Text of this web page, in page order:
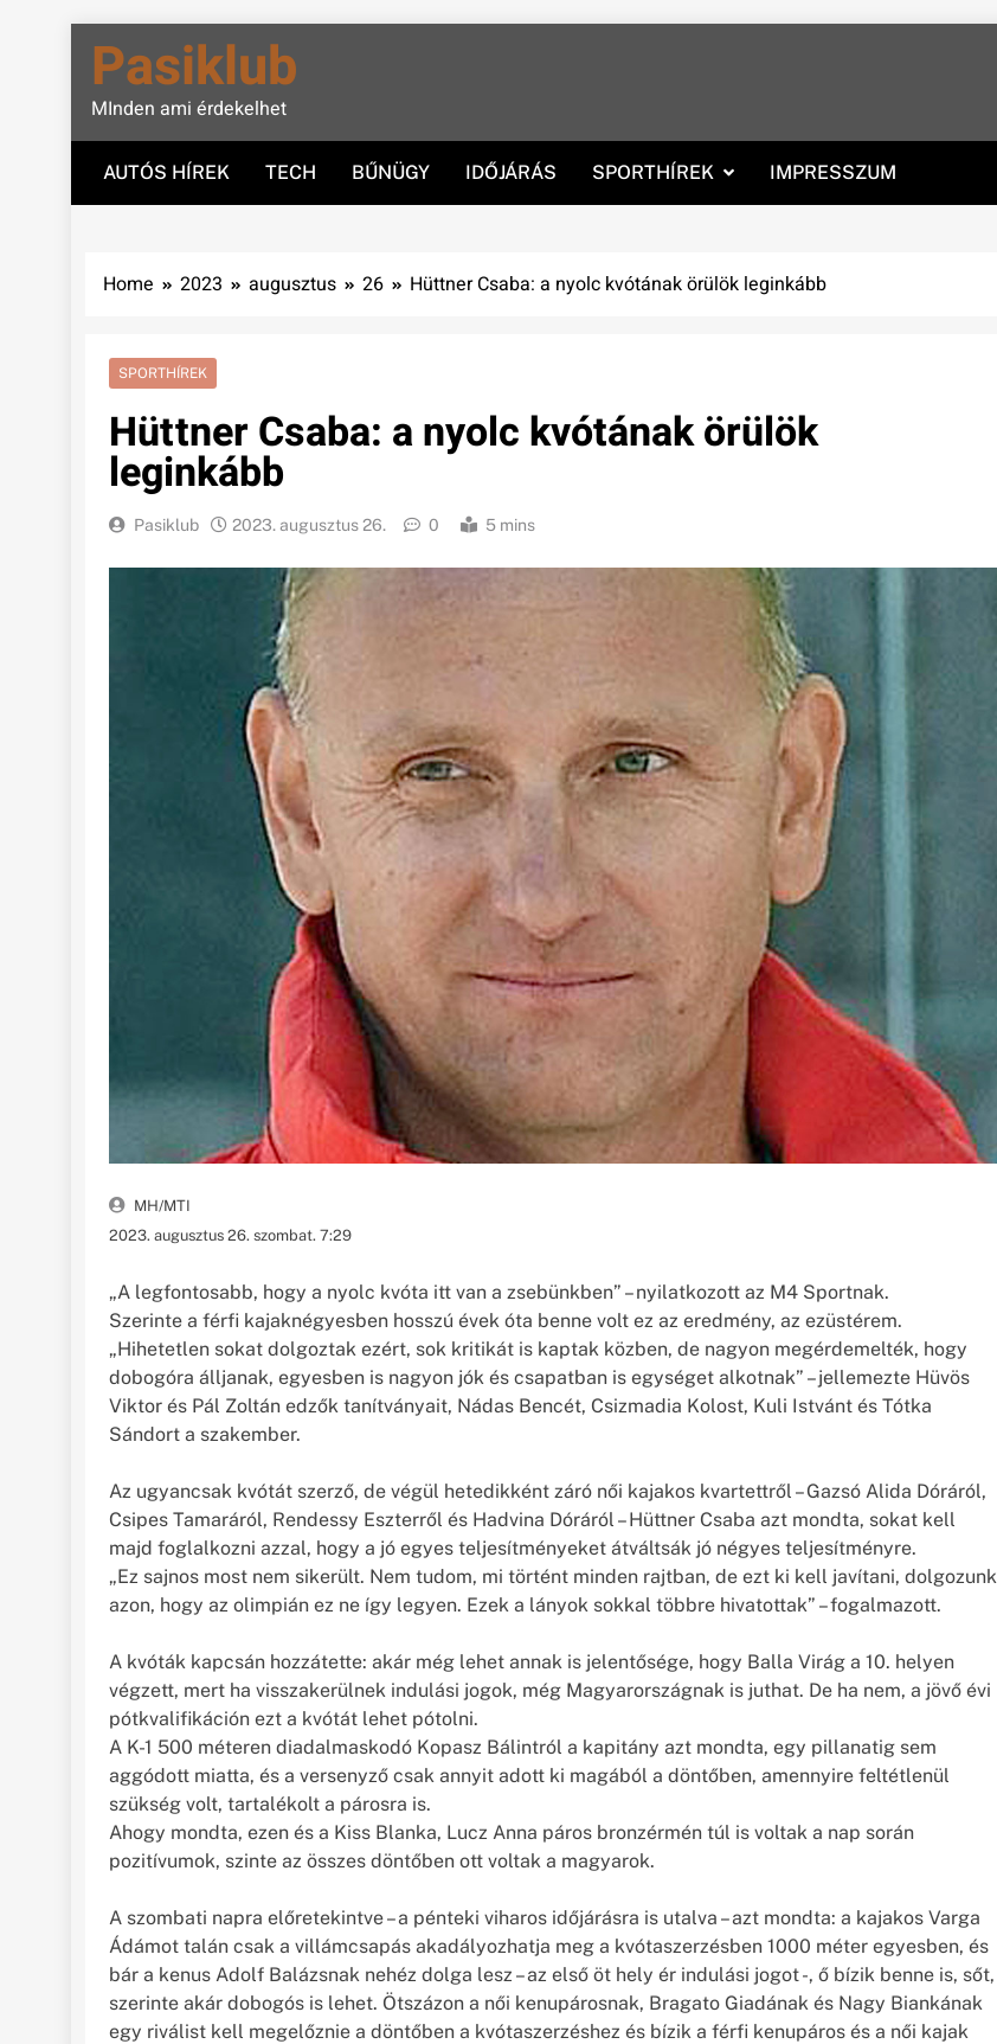
content
Pasiklub
MInden ami érdekelhet
AUTÓS HÍREK TECH BŰNÜGY IDŐJÁRÁS SPORTHÍREK IMPRESSZUM
Home 2023 augusztus 26 Hüttner Csaba: a nyolc kvótának örülök leginkább
SPORTHÍREK
Hüttner Csaba: a nyolc kvótának örülök
leginkább
Pasiklub 2023. augusztus 26. 0 5 mins
MH/MTI
2023. augusztus 26. szombat. 7:29
„A legfontosabb, hogy a nyolc kvóta itt van a zsebünkben” – nyilatkozott az M4 Sportnak.
Szerinte a férfi kajaknégyesben hosszú évek óta benne volt ez az eredmény, az ezüstérem.
„Hihetetlen sokat dolgoztak ezért, sok kritikát is kaptak közben, de nagyon megérdemelték, hogy
dobogóra álljanak, egyesben is nagyon jók és csapatban is egységet alkotnak” – jellemezte Hüvös
Viktor és Pál Zoltán edzők tanítványait, Nádas Bencét, Csizmadia Kolost, Kuli Istvánt és Tótka
Sándort a szakember.
Az ugyancsak kvótát szerző, de végül hetedikként záró női kajakos kvartettről – Gazsó Alida Dóráról,
Csipes Tamaráról, Rendessy Eszterről és Hadvina Dóráról – Hüttner Csaba azt mondta, sokat kell
majd foglalkozni azzal, hogy a jó egyes teljesítményeket átváltsák jó négyes teljesítményre.
„Ez sajnos most nem sikerült. Nem tudom, mi történt minden rajtban, de ezt ki kell javítani, dolgozunk
azon, hogy az olimpián ez ne így legyen. Ezek a lányok sokkal többre hivatottak” – fogalmazott.
A kvóták kapcsán hozzátette: akár még lehet annak is jelentősége, hogy Balla Virág a 10. helyen
végzett, mert ha visszakerülnek indulási jogok, még Magyarországnak is juthat. De ha nem, a jövő évi
pótkvalifikáción ezt a kvótát lehet pótolni.
A K-1 500 méteren diadalmaskodó Kopasz Bálintról a kapitány azt mondta, egy pillanatig sem
aggódott miatta, és a versenyző csak annyit adott ki magából a döntőben, amennyire feltétlenül
szükség volt, tartalékolt a párosra is.
Ahogy mondta, ezen és a Kiss Blanka, Lucz Anna páros bronzérmén túl is voltak a nap során
pozitívumok, szinte az összes döntőben ott voltak a magyarok.
A szombati napra előretekintve – a pénteki viharos időjárásra is utalva – azt mondta: a kajakos Varga
Ádámot talán csak a villámcsapás akadályozhatja meg a kvótaszerzésben 1000 méter egyesben, és
bár a kenus Adolf Balázsnak nehéz dolga lesz – az első öt hely ér indulási jogot -, ő bízik benne is, sőt,
szerinte akár dobogós is lehet. Ötszázon a női kenupárosnak, Bragato Giadának és Nagy Biankának
egy riválist kell megelőznie a döntőben a kvótaszerzéshez és bízik a férfi kenupáros és a női kajak